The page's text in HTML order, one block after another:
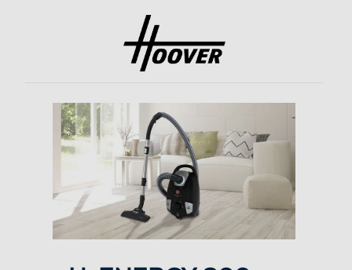
Altre specifiche Filtro HEPA
Filtro lavabile rimovibile
Indicatore sacco pieno
Riavvolgimento cavo